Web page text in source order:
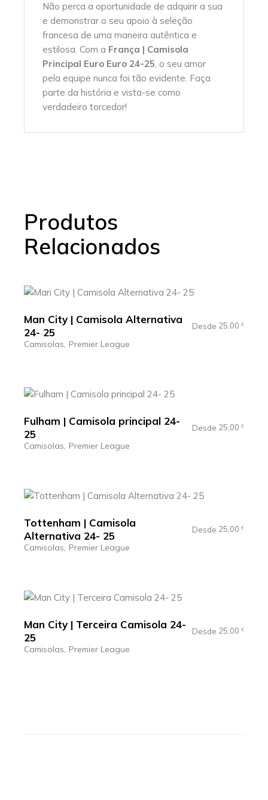
Não perca a oportunidade de adquirir a sua
e demonstrar o seu apoio à seleção
francesa de uma maneira autêntica e
estilosa. Com a França | Camisola
Principal Euro Euro 24-25, o seu amor
pela equipe nunca foi tão evidente. Faça
parte da história e vista-se como
verdadeiro torcedor!
Produtos
Relacionados
Man City | Camisola Alternativa
24- 25
Desde 25,00 €
Camisolas Premier League
Fulham | Camisola principal 24-
25
Desde 25,00 €
Camisolas Premier League
Tottenham | Camisola
Alternativa 24- 25
Desde 25,00 €
Camisolas Premier League
Man City | Terceira Camisola 24-
25
Desde 25,00 €
Camisolas Premier League